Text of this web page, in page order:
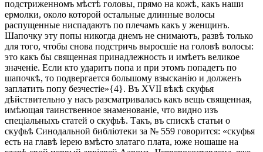
подстриженномъ мѣстѣ головы, прямо на кожѣ, какъ наши
ермолки, около которой остальные длинные волосы
распущенные ниспадаютъ по плечамъ какъ у женщинъ.
Шапочку эту попы никогда днемъ не снимаютъ, развѣ только
для того, чтобы снова подстричь выросшіе на головѣ волосы:
это какъ бы священная принадлежность и имѣетъ великое
значеніе. Если кто ударитъ попа и при этомъ попадетъ по
шапочкѣ, то подвергается большому взысканію и долженъ
заплатить попу безчестіе»{4}. Въ XVII вѣкѣ скуфья
дѣйствительно у насъ разсматривалась какъ вещь священная,
имѣющая таинственное знаменованіе, что видно изъ
спеціальныхъ статей о скуфьѣ. Такъ, въ спискѣ статьи о
скуфьѣ Синодальной библіотеки за № 559 говорится: «скуфья
есть на главѣ іерею вмѣсто златаго плата, юже ношаше на